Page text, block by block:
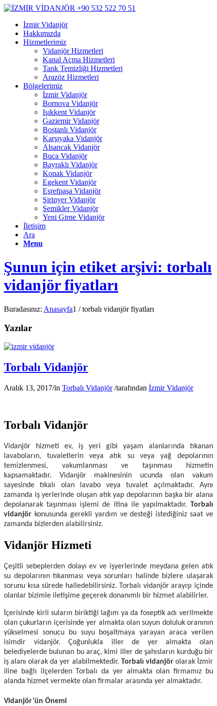
İzmir Vidanjör
Hakkımızda
Hizmetlerimiz
Vidanjör Hizmetleri
Kanal Açma Hizmetleri
Tank Temizliği Hizmetleri
Arazöz Hizmetleri
Bölgelerimiz
İzmir Vidanjör
Bornova Vidanjör
Işıkkent Vidanjör
Gaziemir Vidanjör
Bostanlı Vidanjör
Karşıyaka Vidanjör
Alsancak Vidanjör
Buca Vidanjör
Bayraklı Vidanjör
Konak Vidanjör
Egekent Vidanjör
Eşrefpaşa Vidanjör
Şirinyer Vidanjör
Şemikler Vidanjör
Yeni Girne Vidanjör
İletişim
Ara
Menu
Şunun için etiket arşivi: torbalı
vidanjör fiyatları
Buradasınız: Anasayfa1 / torbalı vidanjör fiyatları
Yazılar
Torbalı Vidanjör
Aralık 13, 2017/in Torbalı Vidanjör /tarafından İzmir Vidanjör
Torbalı Vidanjör
Vidanjör hizmeti ev, iş yeri gibi yaşam alanlarında tıkanan
lavaboların, tuvaletlerin veya atık su veya yağ depolarının
temizlenmesi, vakumlanması ve taşınması hizmetin
kapsamaktadır. Vidanjör makinesinin ucunda olan vakum
sayesinde tıkalı olan lavabo veya tuvalet açılmaktadır. Aynı
zamanda iş yerlerinde oluşan atık yap depolarının başka bir alana
depolanarak taşınması işlemi de itina ile yapılmaktadır. Torbalı
vidanjör konusunda gerekli yardım ve desteği istediğiniz saat ve
zamanda bizlerden alabilirsiniz.
Vidanjör Hizmeti
Çeşitli sebeplerden dolayı ev ve işyerlerinde meydana gelen atık
su depolarının tıkanması veya sorunları halinde bizlere ulaşarak
sorunu kısa sürede halledebilirsiniz. Torbalı vidanjör arayışı içinde
olanlar bizimle iletişime geçerek donanımlı bir hizmet alabilirler.
İçerisinde kirli suların biriktiği lağım ya da foseptik adı verilmekte
olan çukurların içerisinde yer almakta olan suyun doluluk oranının
yükselmesi sonucu bu suyu boşaltmaya yarayan araca verilen
isimdir vidanjör. Çoğunlukla iller de yer almakta olan
belediyelerde bulunan bu araç, kimi iller de şahısların kurduğu bir
iş alanı olarak da yer alabilmektedir. Torbalı vidanjörolarak İzmir
iline bağlı ilçelerden Torbalı da yer almakta olan firmamız bu
alanda hizmet vermekte olan firmalar arasında yer almaktadır.
Vidanjör’ün Önemi